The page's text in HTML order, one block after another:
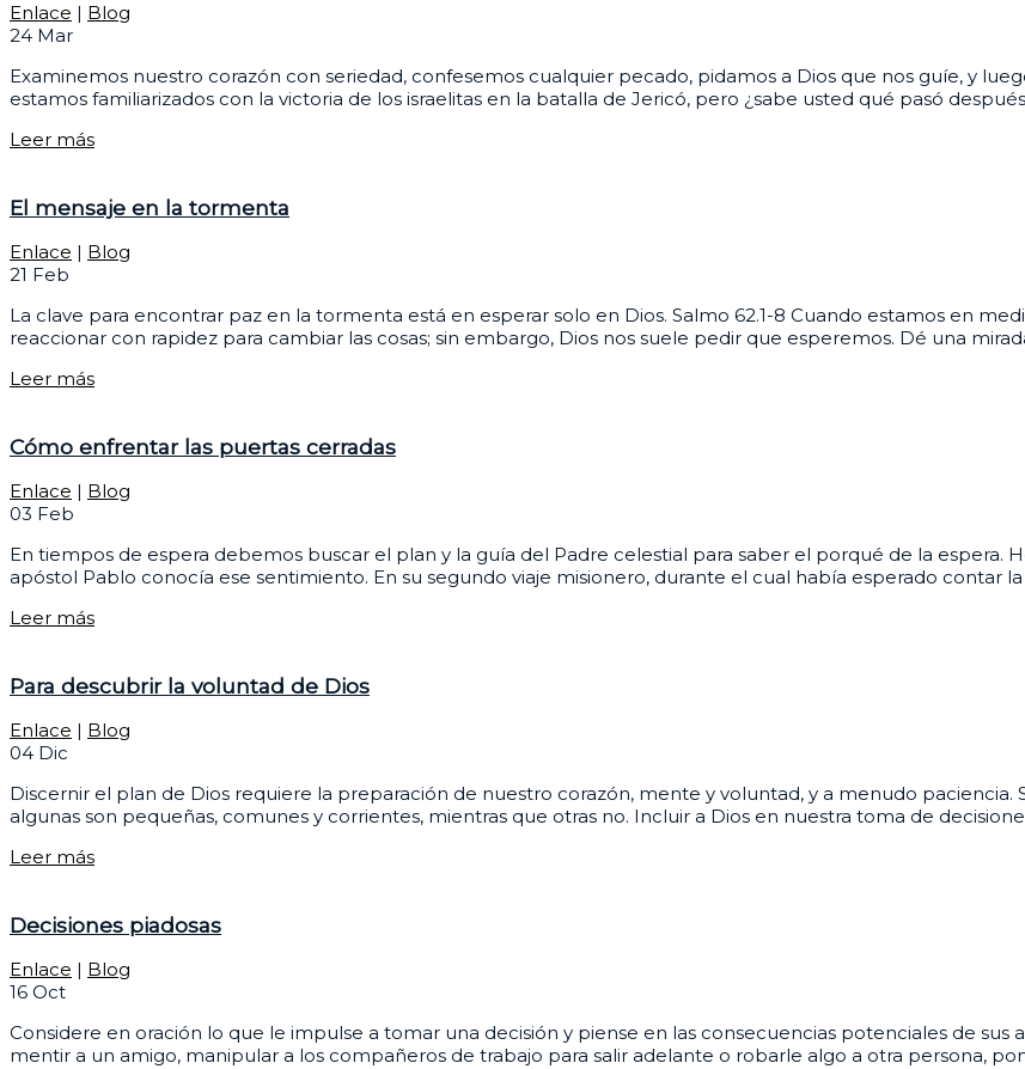
Enlace | Blog
24 Mar
Examinemos nuestro corazón con seriedad, confesemos cualquier pecado, pidamos a Dios que nos guíe, y
estamos familiarizados con la victoria de los israelitas en la batalla de Jericó, pero ¿sabe usted qué pasó
Leer más
El mensaje en la tormenta
Enlace | Blog
21 Feb
La clave para encontrar paz en la tormenta está en esperar solo en Dios. Salmo 62.1-8 Cuando estamos en
reaccionar con rapidez para cambiar las cosas; sin embargo, Dios nos suele pedir que esperemos. Dé una
Leer más
Cómo enfrentar las puertas cerradas
Enlace | Blog
03 Feb
En tiempos de espera debemos buscar el plan y la guía del Padre celestial para saber el porqué de la espera.
apóstol Pablo conocía ese sentimiento. En su segundo viaje misionero, durante el cual había esperado contar
Leer más
Para descubrir la voluntad de Dios
Enlace | Blog
04 Dic
Discernir el plan de Dios requiere la preparación de nuestro corazón, mente y voluntad, y a menudo paciencia.
algunas son pequeñas, comunes y corrientes, mientras que otras no. Incluir a Dios en nuestra toma de
Leer más
Decisiones piadosas
Enlace | Blog
16 Oct
Considere en oración lo que le impulse a tomar una decisión y piense en las consecuencias potenciales de sus
mentir a un amigo, manipular a los compañeros de trabajo para salir adelante o robarle algo a otra persona,